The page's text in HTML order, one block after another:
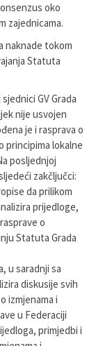
oko
zajednicama.
naknade tokom
Statuta
GV Grada
nije usvojen
je i rasprava o
principima lokalne
posljednjoj
zakčljučci:
da prilikom
prijedloge,
o
Statuta Grada
u saradnji sa
diskusije svih
izmjenama i
u Federaciji
primjedbi i